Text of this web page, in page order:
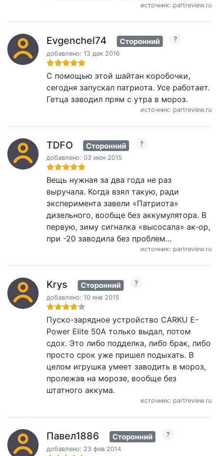
источник: partreview.ru
Evgenchel74 Сторонний
добавлено: 13 дек 2016
С помощью этой шайтан коробочки,
сегодня запускал патриота. Усе работает.
Гетца заводил прям с утра в мороз.
источник: partreview.ru
TDFO Сторонний
добавлено: 03 июн 2015
Вещь нужная за два года не раз
выручала. Когда взял такую, ради
эксперимента завели «Патриота»
дизельного, вообще без аккумулятора. В
первую, зиму сигналка «высосала» ак-ор,
при -20 заводила без проблем…
источник: partreview.ru
Krys Сторонний
добавлено: 10 янв 2015
Пуско-зарядное устройство CARKU E-
Power Elite 50А только выдал, потом
сдох. Это либо подделка, либо брак, либо
просто срок уже пришел подыхать. В
целом игрушка умеет заводить в мороз,
пролежав на морозе, вообще без
штатного аккума.
источник: partreview.ru
Павел1886 Сторонний
добавлено: 23 фев 2014